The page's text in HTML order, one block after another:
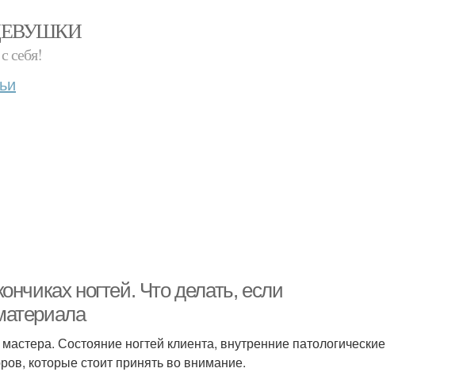
себя!
ногтей. Что делать, если
Состояние ногтей клиента, внутренние патологические
которые стоит принять во внимание.